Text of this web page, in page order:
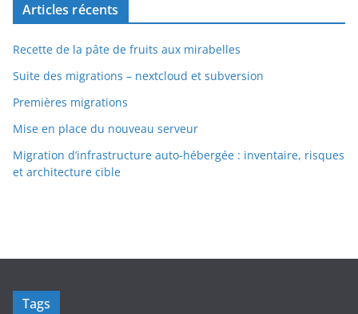
Articles récents
Recette de la pâte de fruits aux mirabelles
Suite des migrations – nextcloud et subversion
Premières migrations
Mise en place du nouveau serveur
Migration d’infrastructure auto-hébergée : inventaire, risques
et architecture cible
Tags